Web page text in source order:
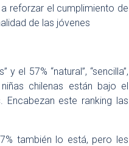
reforzar el cumplimiento de
de las jóvenes
el 57% “natural”, “sencilla”,
chilenas están bajo el
este ranking las
también lo está, pero les